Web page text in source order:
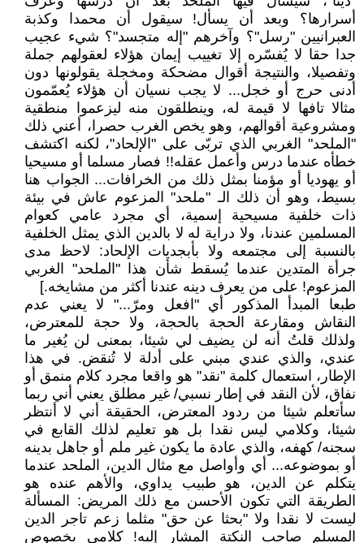
أسرارها؟ وبعد أن يسأل! سيقول أن محمدا وكذبة
العبرانيين "رسل"؟ وآخرهم "إله متجسد"؟ شيء عجيب
جدا حقا لا يُفسّره إلا تغييب إيمان هؤلاء لعقولهم جملة
وتفصيلا، والنتيجة أقوال مضحكة ومخجلة يقولونها دون
أدنى حرج أو خجل... لا يجب نسيان أن هؤلاء يُعمّمون
مثالا تافها لا قيمة له، وينطلقون منه ليزعموا منطقية
ومشروعية أقوالهم، وهو يخص الغرب حصرا، أعني ذلك
"الملحد" الغربي الذي تربّى على "الإلحاد"، لكنه اكتشف
خطأه عندما درس وأعمل عقله!! فصار مسلما أو مسيحيا
أو يهوديا أو مؤمنا بمثل ذلك من الخرافات... الجواب هنا
بسيط، وهو أن ذلك الـ "ملحد" المزعوم عاش في بيئة
ذات خلفية مسيحية إسمية، أي مجرد عامي كعوام
المسلمين عندنا، ولا دراية له لا بالدين الذي يمثل الخلفية
بالنسبة إلى مجتمعه ولا بأبجديات الإلحاد: لاحظ مدى
جرأة المتدين عندما يُسقط شأن هذا "الملحد" الغربي
المزعوم! على من يعرف دينه عندنا أكثر من مشايخه.]
طبعا المبدأ المذكور أي "افعل ومرّ..." لا يعني عدم
النقاش ومقارعة الحجة بالحجة، ولا حجة للمعترض،
ولذلك قلتُ أنه لن يضيف لي شيئا، بمعنى لن يُغير ما
عندي، والذي عندي مبني على أدلة لا تُنقض. في هذا
الإطار، استعمال كلمة "نقد" هو واقعا مجرد كلام منمق أو
نفاق، لأن النقد في إطار نسبي/ غير مطلق يعني أني ربما
سأتعلم شيئا من ردود المعترض، الحقيقة أني لا أنتظر
شيئا، وكلامي ليس نقدا بل هو تعليم لذلك القابع في
سجنه/ كهفه، والذي عادة ما يكون غير ملم أو جاهل بدينه
أو بموضوعه... أي وأواصل مع مثال الدين، الملحد عندما
يتكلم عن الدين، هو طبيب يداوي، والأهم عنده هو
الطريقة التي تكون الأحسن مع ذلك المريض: المسألة
ليست لا نقدا ولا "بحثا عن حق" مثلما زعم تاجر الدين
المسلم صاحب النكتة المشار إليه! كلامي بخصوص